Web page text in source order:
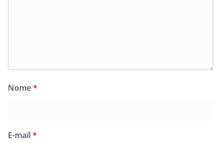
Nome*
E-mail*